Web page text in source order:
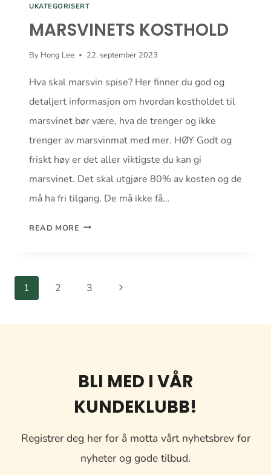
UKATEGORISERT
MARSVINETS KOSTHOLD
By Hong Lee 22. september 2023
Hva skal marsvin spise? Her finner du god og
detaljert informasjon om hvordan kostholdet til
marsvinet bør være, hva de trenger og ikke
trenger av marsvinmat med mer. HØY Godt og
friskt høy er det aller viktigste du kan gi
marsvinet. Det skal utgjøre 80% av kosten og de
må ha fri tilgang. De må ikke få…
READ MORE MARSVINETS
Page
navigation
1 2 3
Next
BLI MED I VÅR
KUNDEKLUBB!
Registrer deg her for å motta vårt nyhetsbrev for
nyheter og gode tilbud.